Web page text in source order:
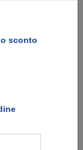
sconto